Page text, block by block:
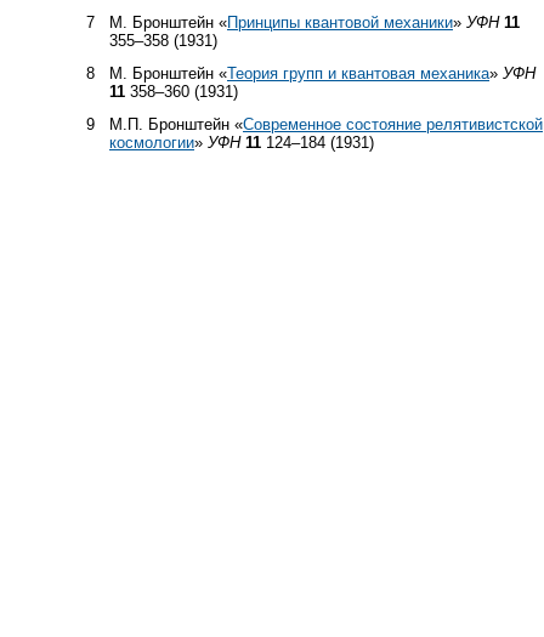
7
М. Бронштейн «Принципы квантовой механики» УФН 11
355–358 (1931)
8
М. Бронштейн «Теория групп и квантовая механика» УФН
11 358–360 (1931)
9
М.П. Бронштейн «Современное состояние релятивистской
космологии» УФН 11 124–184 (1931)